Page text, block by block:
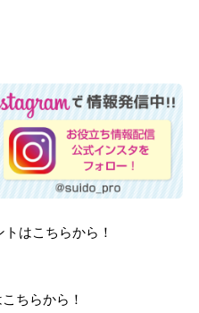
はこちらから！
ちらから！